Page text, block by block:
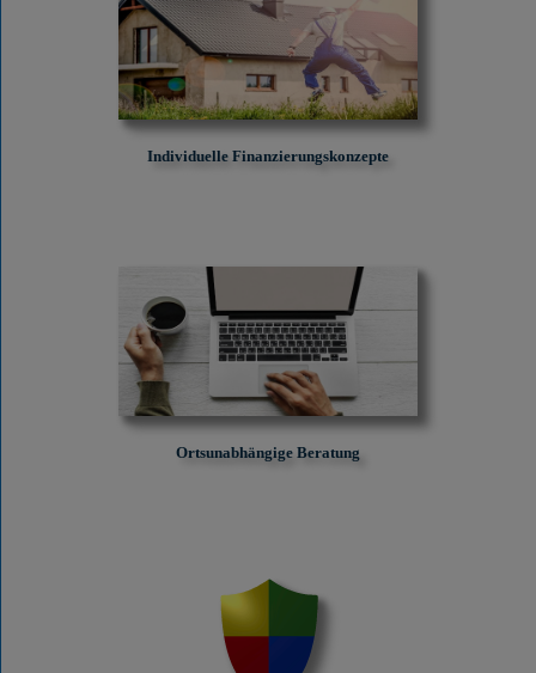
Individuelle Finanzierungskonzepte
Ortsunabhängige Beratung